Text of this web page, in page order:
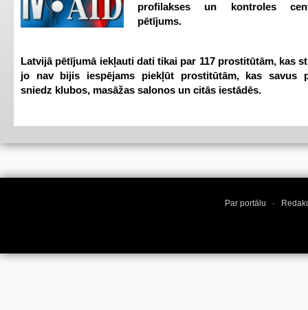
profilakses un kontroles
pētījums.
Latvijā pētījumā iekļauti dati tikai par 117 prostitūtām, kas
jo nav bijis iespējams piekļūt prostitūtām, kas savus
sniedz klubos, masāžas salonos un citās iestādēs.
Par portālu ·